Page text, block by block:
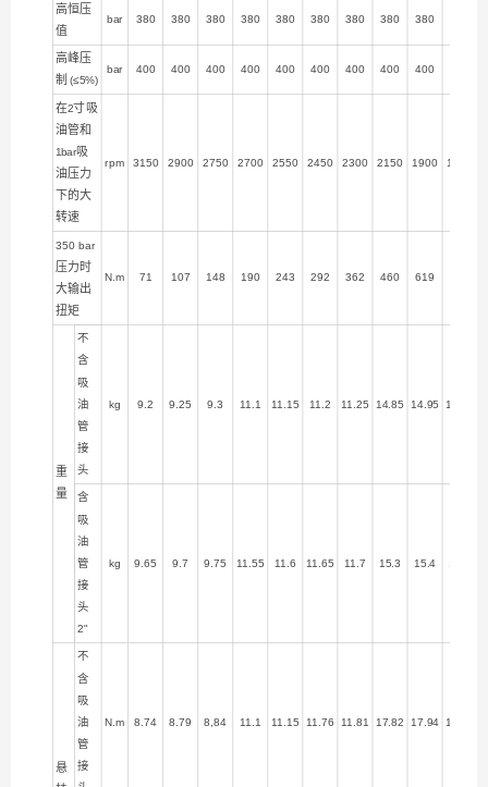
高恒压
值
bar 380 380 380 380 380 380 380 380 380
高峰压
制 (≤5%)
bar 400 400 400 400 400 400 400 400 400
在2寸吸
油管和
1bar吸
油压力
下的大
转速
rpm 3150 2900 2750 2700 2550 2450 2300 2150 1900 1750
350 bar
压力时
大输出
扭矩
N.m 71 107 148 190 243 292 362 460 619
重
量
不
含
吸
油
管
接
头
kg 9.2 9.25 9.3 11.1 11.15 11.2 11.25 14.85 14.95 15.35
含
吸
油
管
接
头
2"
kg 9.65 9.7 9.75 11.55 11.6 11.65 11.7 15.3 15.4
悬
不
含
吸
油
管
接
N.m 8.74 8.79 8,84 11.1 11.15 11.76 11.81 17.82 17.94 18.73